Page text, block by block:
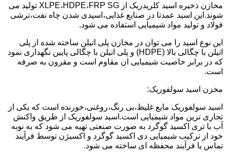
مخازن ذخیره اسید کلریدریک از XLPE،HDPE،FRP SG تولید می
شوند.این اسید عمدتا در صنایع غذایی،اسیدی شدن چاه نفت،ترشی
فولاد و تولید مواد شیمیایی استفاده می شود.
این نوع اسید را می توان در مخازن پلی اتیلن ساخته شده از پلی
اتیلن با چگالی بالا (HDPE) و پلی اتیلن با چگالی پایین نگهداری نمود
که در برابر خاصیت شیمیایی ان مقاوم است و مقرون به صرفه
است.
مخزن اسید سولفوریک:
اسید سولفوریک مایع غلیظ،بی رنگ،روغنی،خورنده است که یکی از
تجاری ترین مواد شیمیایی است.اسید سولفوریک از طریق واکنش
آب با تری اکسید گوگرد به صورت صنعتی تهیه می شود که به نوبه
خود از ترکیب شیمیایی دی اکسید گوگرد و اکسیژن توسط فرآیند
تماس یا فرآیند محفظه ای ساخته می شود.